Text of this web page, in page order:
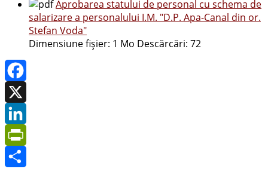
Aprobarea statului de personal cu schema de
salarizare a personalului I.M. "D.P. Apa-Canal din or.
Stefan Voda"
Dimensiune fișier: 1 Mo Descărcări: 72
Facebook
X
LinkedIn
PrintFriendly